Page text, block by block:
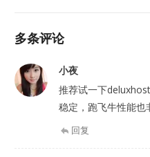
多条评论
小夜
推荐试一下
稳定，跑飞牛性能也
回复